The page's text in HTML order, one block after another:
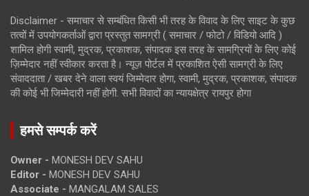
Disclaimer - समाचार से सम्बंधित किसी भी तरह के विवाद के लिए साइट के कुछ
तत्वों में उपयोगकर्ताओं द्वारा प्रस्तुत सामग्री ( समाचार / फोटो / विडियो आदि )
शामिल होगी स्वामी, मुद्रक, प्रकाशक, संपादक इस तरह के सामग्रियों के लिए कोई
ज़िम्मेदार नहीं स्वीकार करता है। न्यूज़ पोर्टल में प्रकाशित ऐसी सामग्री के लिए
संवाददाता / खबर देने वाला स्वयं जिम्मेदार होगा, स्वामी, मुद्रक, प्रकाशक, संपादक
की कोई भी जिम्मेदारी नहीं होगी. सभी विवादों का न्यायक्षेत्र रायपुर होगा
हमसे सम्पर्क करें
Owner - MONESH DEV SAHU
Editor - MONESH DEV SAHU
Associate - MANGALAM SALES